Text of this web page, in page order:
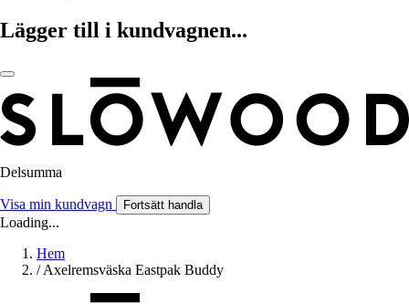
Lägger till i kundvagnen...
Delsumma
Visa min kundvagn Fortsätt handla
Loading...
Hem
/ Axelremsväska Eastpak Buddy